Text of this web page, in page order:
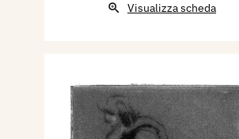
Visualizza scheda